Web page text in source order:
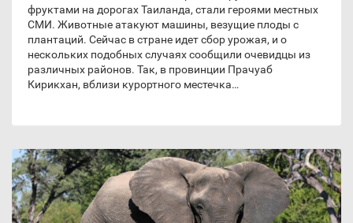
фруктами на дорогах Таиланда, стали героями местных
СМИ. Животные атакуют машины, везущие плоды с
плантаций. Сейчас в стране идет сбор урожая, и о
нескольких подобных случаях сообщили очевидцы из
различных районов. Так, в провинции Прачуаб
Кирикхан, вблизи курортного местечка…